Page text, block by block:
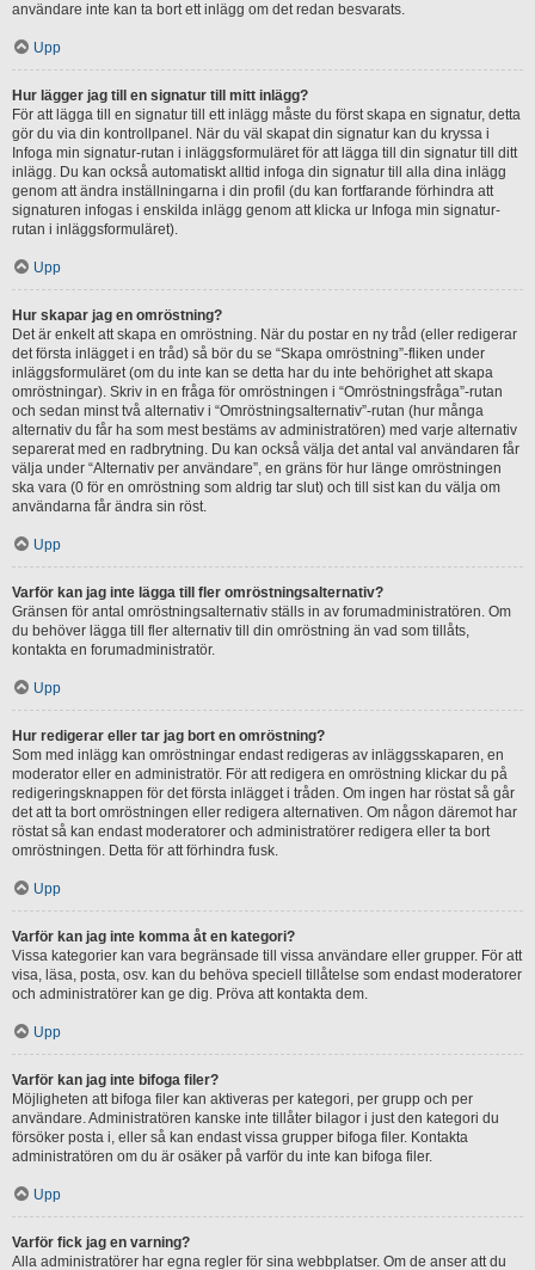
användare inte kan ta bort ett inlägg om det redan besvarats.
Upp
Hur lägger jag till en signatur till mitt inlägg?
För att lägga till en signatur till ett inlägg måste du först skapa en signatur, detta
gör du via din kontrollpanel. När du väl skapat din signatur kan du kryssa i
Infoga min signatur-rutan i inläggsformuläret för att lägga till din signatur till ditt
inlägg. Du kan också automatiskt alltid infoga din signatur till alla dina inlägg
genom att ändra inställningarna i din profil (du kan fortfarande förhindra att
signaturen infogas i enskilda inlägg genom att klicka ur Infoga min signatur-
rutan i inläggsformuläret).
Upp
Hur skapar jag en omröstning?
Det är enkelt att skapa en omröstning. När du postar en ny tråd (eller redigerar
det första inlägget i en tråd) så bör du se “Skapa omröstning”-fliken under
inläggsformuläret (om du inte kan se detta har du inte behörighet att skapa
omröstningar). Skriv in en fråga för omröstningen i “Omröstningsfråga”-rutan
och sedan minst två alternativ i “Omröstningsalternativ”-rutan (hur många
alternativ du får ha som mest bestäms av administratören) med varje alternativ
separerat med en radbrytning. Du kan också välja det antal val användaren får
välja under “Alternativ per användare”, en gräns för hur länge omröstningen
ska vara (0 för en omröstning som aldrig tar slut) och till sist kan du välja om
användarna får ändra sin röst.
Upp
Varför kan jag inte lägga till fler omröstningsalternativ?
Gränsen för antal omröstningsalternativ ställs in av forumadministratören. Om
du behöver lägga till fler alternativ till din omröstning än vad som tillåts,
kontakta en forumadministratör.
Upp
Hur redigerar eller tar jag bort en omröstning?
Som med inlägg kan omröstningar endast redigeras av inläggsskaparen, en
moderator eller en administratör. För att redigera en omröstning klickar du på
redigeringsknappen för det första inlägget i tråden. Om ingen har röstat så går
det att ta bort omröstningen eller redigera alternativen. Om någon däremot har
röstat så kan endast moderatorer och administratörer redigera eller ta bort
omröstningen. Detta för att förhindra fusk.
Upp
Varför kan jag inte komma åt en kategori?
Vissa kategorier kan vara begränsade till vissa användare eller grupper. För att
visa, läsa, posta, osv. kan du behöva speciell tillåtelse som endast moderatorer
och administratörer kan ge dig. Pröva att kontakta dem.
Upp
Varför kan jag inte bifoga filer?
Möjligheten att bifoga filer kan aktiveras per kategori, per grupp och per
användare. Administratören kanske inte tillåter bilagor i just den kategori du
försöker posta i, eller så kan endast vissa grupper bifoga filer. Kontakta
administratören om du är osäker på varför du inte kan bifoga filer.
Upp
Varför fick jag en varning?
Alla administratörer har egna regler för sina webbplatser. Om de anser att du